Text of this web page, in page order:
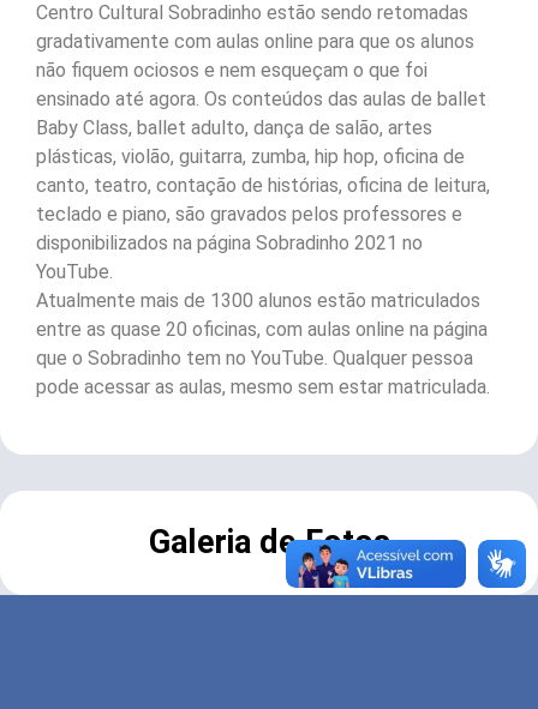
Centro Cultural Sobradinho estão sendo retomadas
gradativamente com aulas online para que os alunos
não fiquem ociosos e nem esqueçam o que foi
ensinado até agora. Os conteúdos das aulas de ballet
Baby Class, ballet adulto, dança de salão, artes
plásticas, violão, guitarra, zumba, hip hop, oficina de
canto, teatro, contação de histórias, oficina de leitura,
teclado e piano, são gravados pelos professores e
disponibilizados na página Sobradinho 2021 no
YouTube.
Atualmente mais de 1300 alunos estão matriculados
entre as quase 20 oficinas, com aulas online na página
que o Sobradinho tem no YouTube. Qualquer pessoa
pode acessar as aulas, mesmo sem estar matriculada.
Galeria de Fotos